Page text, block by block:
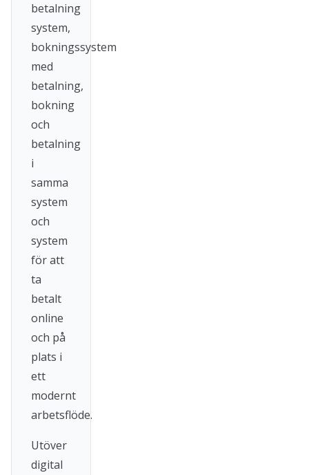
betalning
system,
bokningssystem
med
betalning,
bokning
och
betalning
i
samma
system
och
system
för att
ta
betalt
online
och på
plats i
ett
modernt
arbetsflöde.
Utöver
digital